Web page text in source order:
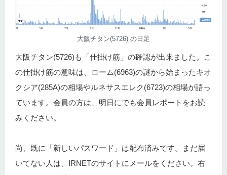
大阪チタン(5726) の日足
大阪チタン(5726)も「仕掛け筋」の確認が出来ました。こ
の仕掛け筋の意味は、ローム(6963)の謎から始まったキオ
クシア(285A)の相場やルネサスエレク(6723)の相場が語っ
ています。会員の方は、明日にでも会員レポートをお読
みください。
尚、既に「新しいパスワード」は配布済みです。まだ届
いてない人は、IRNETのサイトにメールをください。右